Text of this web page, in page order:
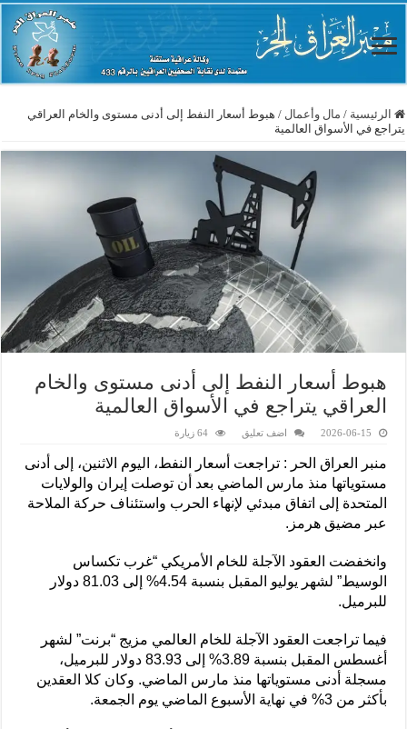
الرئيسية / مال وأعمال / هبوط أسعار النفط إلى أدنى مستوى والخام العراقي
يتراجع في الأسواق العالمية
هبوط أسعار النفط إلى أدنى مستوى والخام
العراقي يتراجع في الأسواق العالمية
2026-06-15 اضف تعليق 64 زيارة
منبر العراق الحر : تراجعت أسعار النفط، اليوم الاثنين، إلى أدنى
مستوياتها منذ مارس الماضي بعد أن توصلت إيران والولايات
المتحدة إلى اتفاق مبدئي لإنهاء الحرب واستئناف حركة الملاحة
عبر مضيق هرمز.
وانخفضت العقود الآجلة للخام الأمريكي “غرب تكساس
الوسيط” لشهر يوليو المقبل بنسبة 4.54% إلى 81.03 دولار
للبرميل.
فيما تراجعت العقود الآجلة للخام العالمي مزيج “برنت” لشهر
أغسطس المقبل بنسبة 3.89% إلى 83.93 دولار للبرميل،
مسجلة أدنى مستوياتها منذ مارس الماضي. وكان كلا العقدين
بأكثر من 3% في نهاية الأسبوع الماضي يوم الجمعة.